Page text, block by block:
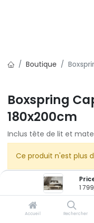
1
Accueil Rechercher
Boutique
Boxspring
180x200cm
Inclus tête de lit et
Ce produit n'est plus
Cet article n'est plus